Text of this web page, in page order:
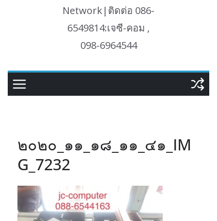
Network|ติดต่อ 086-
6549814:เจซี-คอม ,
098-6964544
๒๐๒๐_๑๑_๑๘_๑๑_๔๑_IM
G_7232